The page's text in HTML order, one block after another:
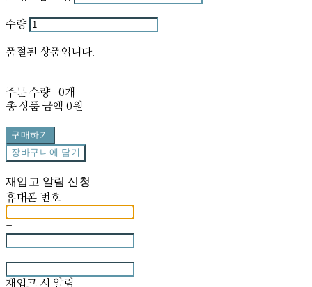
수량
품절된 상품입니다.
주문 수량
0개
총 상품 금액 0원
구매하기
장바구니에 담기
재입고 알림 신청
휴대폰 번호
-
-
재입고 시 알림